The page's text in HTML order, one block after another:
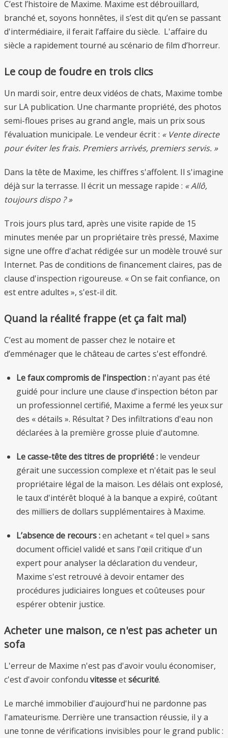
C’est l’histoire de Maxime. Maxime est débrouillard,
branché et, soyons honnêtes, il s’est dit qu’en se passant
d'intermédiaire, il ferait l’affaire du siècle. L'affaire du
siècle a rapidement tourné au scénario de film d’horreur.
Le coup de foudre en trois clics
Un mardi soir, entre deux vidéos de chats, Maxime tombe
sur LA publication. Une charmante propriété, des photos
semi-floues prises au grand angle, mais un prix sous
l’évaluation municipale. Le vendeur écrit : « Vente directe
pour éviter les frais. Premiers arrivés, premiers servis. »
Dans la tête de Maxime, les chiffres s'affolent. Il s'imagine
déjà sur la terrasse. Il écrit un message rapide : « Allô,
toujours dispo ? »
Trois jours plus tard, après une visite rapide de 15
minutes menée par un propriétaire très pressé, Maxime
signe une offre d'achat rédigée sur un modèle trouvé sur
Internet. Pas de conditions de financement claires, pas de
clause d'inspection rigoureuse. « On se fait confiance, on
est entre adultes », s'est-il dit.
Quand la réalité frappe (et ça fait mal)
C’est au moment de passer chez le notaire et
d’emménager que le château de cartes s'est effondré.
Le faux compromis de l'inspection : n'ayant pas été
guidé pour inclure une clause d'inspection béton par
un professionnel certifié, Maxime a fermé les yeux sur
des « détails ». Résultat ? Des infiltrations d'eau non
déclarées à la première grosse pluie d'automne.
Le casse-tête des titres de propriété : le vendeur
gérait une succession complexe et n'était pas le seul
propriétaire légal de la maison. Les délais ont explosé,
le taux d'intérêt bloqué à la banque a expiré, coûtant
des milliers de dollars supplémentaires à Maxime.
L’absence de recours :en achetant « tel quel » sans
document officiel validé et sans l'œil critique d'un
expert pour analyser la déclaration du vendeur,
Maxime s'est retrouvé à devoir entamer des
procédures judiciaires longues et coûteuses pour
espérer obtenir justice.
Acheter une maison, ce n'est pas acheter un
sofa
L'erreur de Maxime n'est pas d'avoir voulu économiser,
c'est d'avoir confondu vitesseetsécurité.
Le marché immobilier d'aujourd'hui ne pardonne pas
l'amateurisme. Derrière une transaction réussie, il y a
une tonne de vérifications invisibles pour le grand public :